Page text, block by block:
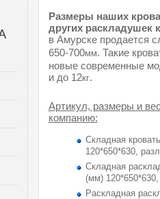
Размеры наших
других раскладушек
в Амурске продается
650-700мм. Такие
новые современные
и до 12кг.
Артикул, размеры и
компанию:
Складная
120*650*630,
Складная
(мм) 120*650*630,
Раскладная